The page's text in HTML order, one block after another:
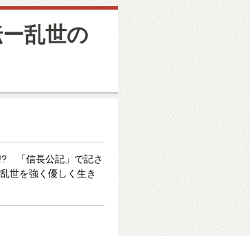
乱世の
「信長公記」で記さ
世を強く優しく生き